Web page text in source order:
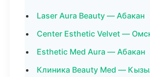
Laser Aura Beauty — Абакан
Center Esthetic Velvet —
Esthetic Med Aura — Абакан
Клиника Beauty Med —